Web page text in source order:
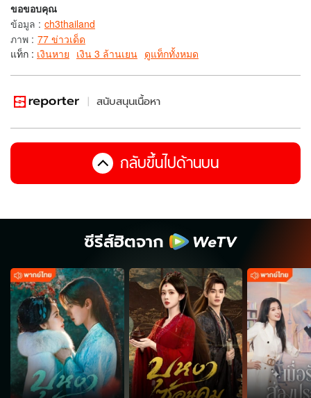
ขอขอบคุณ
ข้อมูล : ch3thailand
ภาพ : 77 ข่าวเด็ด
แท็ก : เงินหาย เงิน 3 ล้านเยน ดูแท็กทั้งหมด
สนับสนุนเนื้อหา
กลับขึ้นไปด้านบน
ซีรีส์ฮิตจาก